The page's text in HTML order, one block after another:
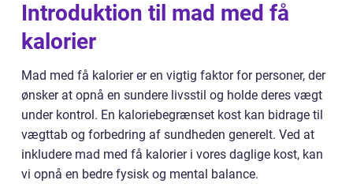
Introduktion til mad med få
kalorier
Mad med få kalorier er en vigtig faktor for personer, der
ønsker at opnå en sundere livsstil og holde deres vægt
under kontrol. En kaloriebegrænset kost kan bidrage til
vægttab og forbedring af sundheden generelt. Ved at
inkludere mad med få kalorier i vores daglige kost, kan
vi opnå en bedre fysisk og mental balance.